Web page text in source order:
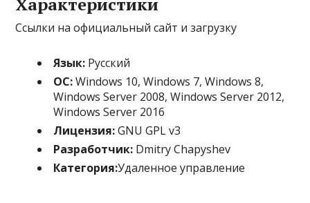
Ссылки на официальный сайт и загрузку
Язык: Русский
ОС:Windows 10, Windows 7, Windows 8,
Windows Server 2008, Windows Server 2012,
Windows Server 2016
Лицензия:GNU GPL v3
Разработчик: Dmitry Chapyshev
Категория:Удаленное управление